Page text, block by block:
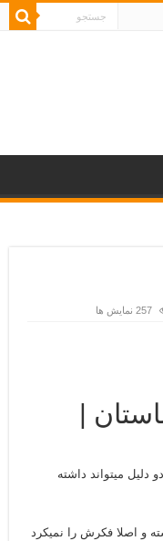
257 نمایش ها
|
دلیل میتواند داشته
و اصلا فکرش را نمیکرد